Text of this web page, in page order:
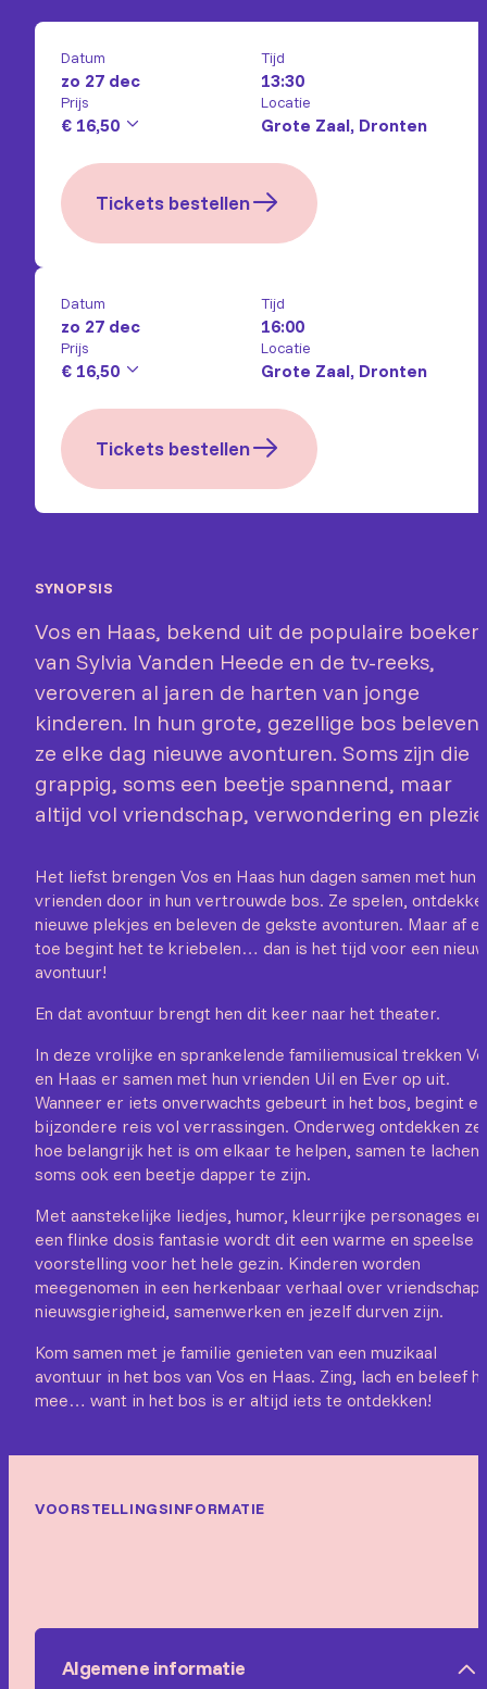
Datum
zo 27 dec
Tijd
13:30
Prijs
€ 16,50
Locatie
Grote Zaal, Dronten
Tickets bestellen
Datum
zo 27 dec
Tijd
16:00
Prijs
€ 16,50
Locatie
Grote Zaal, Dronten
Tickets bestellen
SYNOPSIS
Vos en Haas, bekend uit de populaire boeken
van Sylvia Vanden Heede en de tv-reeks,
veroveren al jaren de harten van jonge
kinderen. In hun grote, gezellige bos beleven
ze elke dag nieuwe avonturen. Soms zijn die
grappig, soms een beetje spannend, maar
altijd vol vriendschap, verwondering en
Het liefst brengen Vos en Haas hun dagen samen met hun
vrienden door in hun vertrouwde bos. Ze spelen,
nieuwe plekjes en beleven de gekste avonturen. Maar af
toe begint het te kriebelen… dan is het tijd voor een nieuw
avontuur!
En dat avontuur brengt hen dit keer naar het theater.
In deze vrolijke en sprankelende familiemusical trekken
en Haas er samen met hun vrienden Uil en Ever op uit.
Wanneer er iets onverwachts gebeurt in het bos, begint
bijzondere reis vol verrassingen. Onderweg ontdekken ze
hoe belangrijk het is om elkaar te helpen, samen te lachen
soms ook een beetje dapper te zijn.
Met aanstekelijke liedjes, humor, kleurrijke personages en
een flinke dosis fantasie wordt dit een warme en speelse
voorstelling voor het hele gezin. Kinderen worden
meegenomen in een herkenbaar verhaal over vriendschap,
nieuwsgierigheid, samenwerken en jezelf durven zijn.
Kom samen met je familie genieten van een muzikaal
avontuur in het bos van Vos en Haas. Zing, lach en beleef
mee… want in het bos is er altijd iets te ontdekken!
VOORSTELLINGSINFORMATIE
Algemene informatie